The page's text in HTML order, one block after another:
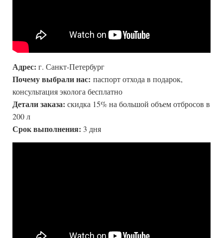
Адрес: г. Санкт-Петербург
Почему выбрали нас: паспорт отхода в подарок,
консультация эколога бесплатно
Детали заказа: скидка 15% на большой объем отбросов в
200 л
Срок выполнения: 3 дня